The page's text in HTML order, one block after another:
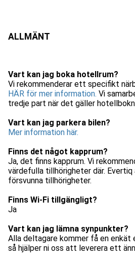
Vart kan jag boka hotellrum?
Vi rekommenderar ett specifikt
HÄR för mer information. Vi
tredje part när det gäller
Vart kan jag parkera bilen?
Mer information här.
Finns det något kapprum?
Ja, det finns kapprum. Vi
värdefulla tillhörigheter där. Evertiq
försvunna tillhörigheter.
Finns Wi-Fi tillgängligt?
Ja
Vart kan jag lämna synpunkter?
Alla deltagare kommer få en enkät
så hjälper ni oss att leverera ett